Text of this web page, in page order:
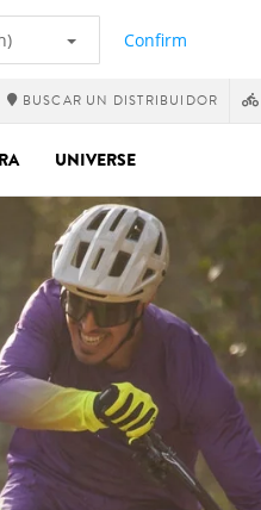
Confirm
BUSCAR UN DISTRIBUIDOR
UNIVERSE